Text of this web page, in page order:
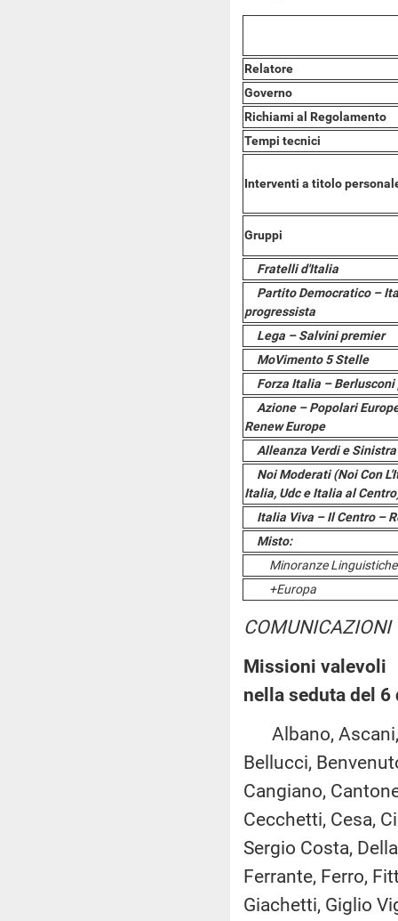
Relatore
Governo
Richiami al Regolamento
Tempi tecnici
Interventi a titolo
Gruppi
Fratelli d'Italia
Partito Democratico –
progressista
Lega – Salvini premier
MoVimento 5 Stelle
Forza Italia – Berlusconi
Azione – Popolari
Renew Europe
Alleanza Verdi e Sinistra
Noi Moderati (Noi Con
Italia, Udc e Italia al
Italia Viva – Il Centro –
Misto:
Minoranze Linguistiche
+Europa
COMUNICAZIONI
Missioni valevoli
nella seduta del
Albano, Ascani,
Bellucci,
Cangiano,
Cecchetti, Cesa,
Sergio Costa,
Ferrante, Ferro,
Giachetti, Giglio